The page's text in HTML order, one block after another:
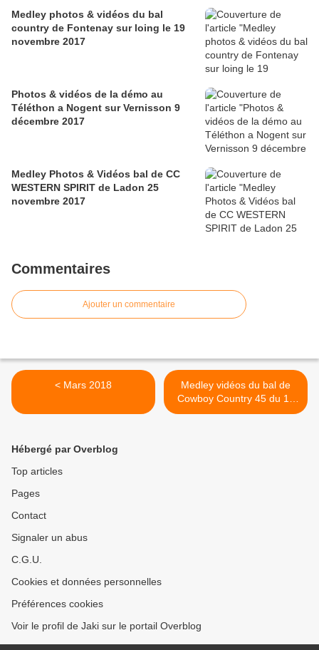
Medley photos & vidéos du bal
country de Fontenay sur loing le 19
novembre 2017
Photos & vidéos de la démo au
Téléthon a Nogent sur Vernisson 9
décembre 2017
Medley Photos & Vidéos bal de CC
WESTERN SPIRIT de Ladon 25
novembre 2017
Commentaires
Ajouter un commentaire
< Mars 2018
Medley vidéos du bal de
Cowboy Country 45 du 12
mars 2017 >
Hébergé par Overblog
Top articles
Pages
Contact
Signaler un abus
C.G.U.
Cookies et données personnelles
Préférences cookies
Voir le profil de Jaki sur le portail Overblog